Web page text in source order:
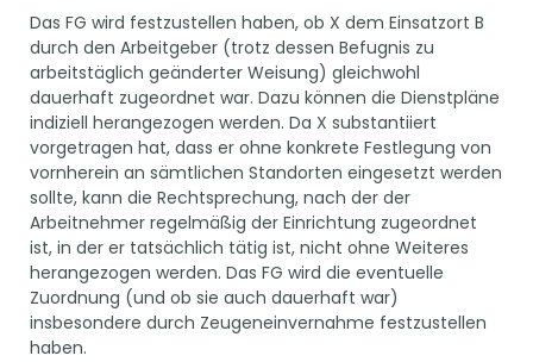
Das FG wird festzustellen haben, ob X dem Einsatzort B
durch den Arbeitgeber (trotz dessen Befugnis zu
arbeitstäglich geänderter Weisung) gleichwohl
dauerhaft zugeordnet war. Dazu können die Dienstpläne
indiziell herangezogen werden. Da X substantiiert
vorgetragen hat, dass er ohne konkrete Festlegung von
vornherein an sämtlichen Standorten eingesetzt werden
sollte, kann die Rechtsprechung, nach der der
Arbeitnehmer regelmäßig der Einrichtung zugeordnet
ist, in der er tatsächlich tätig ist, nicht ohne Weiteres
herangezogen werden. Das FG wird die eventuelle
Zuordnung (und ob sie auch dauerhaft war)
insbesondere durch Zeugeneinvernahme festzustellen
haben.